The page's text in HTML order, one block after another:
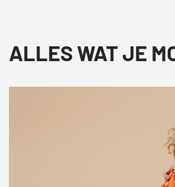
ALLES WAT JE